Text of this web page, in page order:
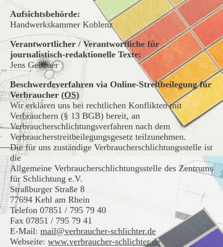
Aufsichtsbehörde:
Handwerkskammer Koblenz
Verantwortlicher / Verantwortliche für
journalistisch-redaktionelle Texte:
Jens Gebauer
Beschwerdeverfahren via Online-Streitbeilegung für
Verbraucher (OS)
Wir erklären uns bei rechtlichen Konflikten mit
Verbrauchern (§ 13 BGB) bereit, an
Verbraucherschlichtungsverfahren nach dem
Verbraucherstreitbeilegungsgesetz teilzunehmen.
Die für uns zuständige Verbraucherschlichtungsstelle ist
die
Allgemeine Verbraucherschlichtungsstelle des Zentrums
für Schlichtung e.V.
Straßburger Straße 8
77694 Kehl am Rhein
Telefon 07851 / 795 79 40
Fax 07851 / 795 79 41
E-Mail: mail@verbraucher-schlichter.de
Webseite: www.verbraucher-schlichter.de